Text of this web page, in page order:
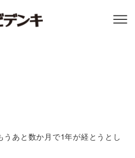
うあと数か月で1年が経とうとし